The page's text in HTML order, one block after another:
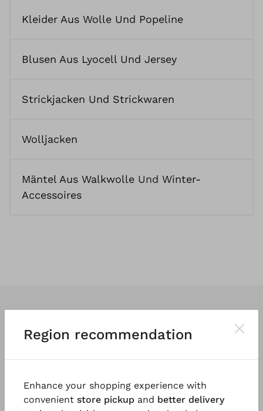
Kleider Aus Wolle Und Popeline
Blusen Aus Lyocell Und Jersey
Strickjacken Und Strickwaren
Wolljacken
Mäntel Aus Walkwolle Und Winter-
Accessoires
und einzigartig wie die Menschen, die
Region recommendation
Enhance your shopping experience with
convenient store pickup and better delivery